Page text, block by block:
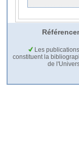
Les
constituent la
de